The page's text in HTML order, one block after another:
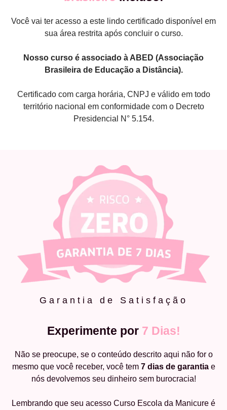
Você vai ter acesso a este lindo certificado disponível em
sua área restrita após concluir o curso.
Nosso curso é associado à ABED (Associação
Brasileira de Educação a Distância).
Certificado com carga horária, CNPJ e válido em todo
território nacional em conformidade com o Decreto
Presidencial N° 5.154.
Garantia de Satisfação
Experimente por 7 Dias!
Não se preocupe, se o conteúdo descrito aqui não for o
mesmo que você receber, você tem 7 dias de garantiae
nós devolvemos seu dinheiro sem burocracia!
Lembrando que seu acesso Curso Escola da Manicure é